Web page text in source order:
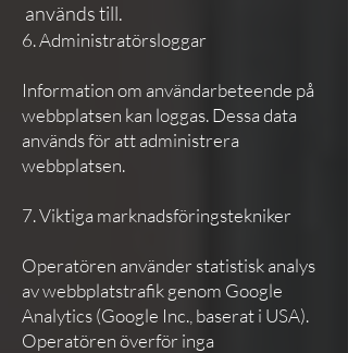
används till.
6. Administratörsloggar
Information om användarbeteende på
webbplatsen kan loggas. Dessa data
används för att administrera
webbplatsen.
7. Viktiga marknadsföringstekniker
Operatören använder statistisk analys
av webbplatstrafik genom Google
Analytics (Google Inc., baserat i USA).
Operatören överför inga